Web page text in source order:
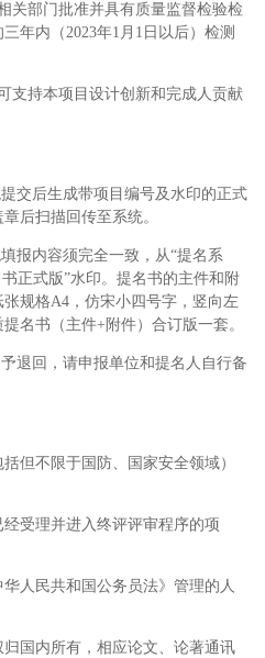
关部门批准并具有质量监督检验检
年内（2023年1月1日以后）检测
支持本项目设计创新和完成人贡献
交后生成带项目编号及水印的正式
后扫描回传至系统。
报内容须完全一致，从“提名系
正式版”水印。提名书的主件和附
规格A4，仿宋小四号字，竖向左
名书（主件+附件）合订版一套。
退回，请申报单位和提名人自行备
但不限于国防、国家安全领域）
经受理并进入终评评审程序的项
华人民共和国公务员法》管理的人
归国内所有，相应论文、论著通讯